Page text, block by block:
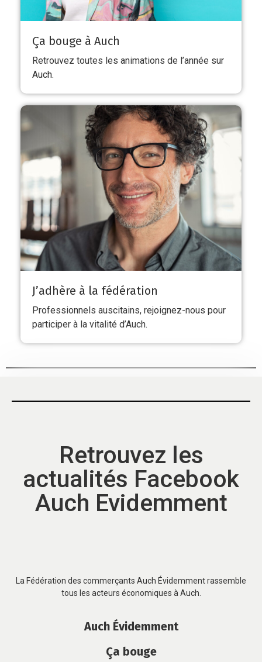
Ça bouge à Auch
Retrouvez toutes les animations de l’année sur
Auch.
J’adhère à la fédération
Professionnels auscitains, rejoignez-nous pour
participer à la vitalité d’Auch.
Retrouvez les
actualités Facebook
Auch Evidemment
La Fédération des commerçants Auch Évidemment rassemble
tous les acteurs économiques à Auch.
Auch Évidemment
Ça bouge